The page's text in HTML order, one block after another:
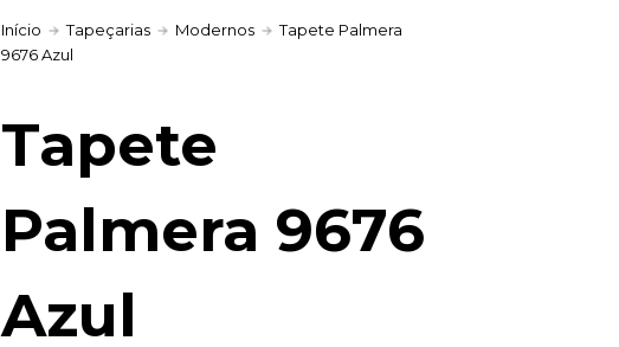
Início Tapeçarias Modernos
Tapete Palmera
9676 Azul
Tapete
Palmera 9676
Azul